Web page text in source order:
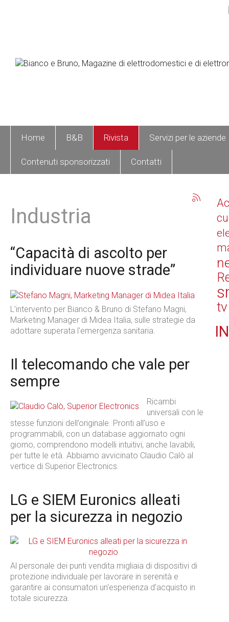
Home B&B Rivista Servizi per le aziende
Contenuti sponsorizzati Contatti
Industria
“Capacità di ascolto per
individuare nuove strade”
L’intervento per Bianco & Bruno di Stefano Magni,
Marketing Manager di Midea Italia, sulle strategie da
adottare superata l'emergenza sanitaria.
Il telecomando che vale per
sempre
Ricambi
universali con le
stesse funzioni dell’originale. Pronti all’uso e
programmabili, con un database aggiornato ogni
giorno, comprendono modelli intuitivi, anche lavabili,
per tutte le età. Abbiamo avvicinato Claudio Calò al
vertice di Superior Electronics.
LG e SIEM Euronics alleati
per la sicurezza in negozio
Al personale dei punti vendita migliaia di dispositivi di
protezione individuale per lavorare in serenità e
garantire ai consumatori un'esperienza d'acquisto in
totale sicurezza.
tv
IN